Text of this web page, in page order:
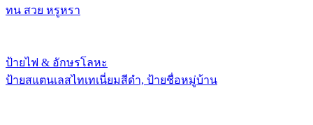
ทน สวย หรูหรา
ป้ายไฟ & อักษรโลหะ
ป้ายสแตนเลสไทเทเนี่ยมสีดำ, ป้ายชื่อหมู่บ้าน